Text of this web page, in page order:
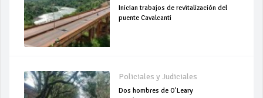
Inician trabajos de revitalización del
puente Cavalcanti
Policiales y Judiciales
Dos hombres de O’Leary